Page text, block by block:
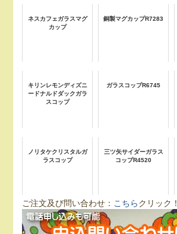
ネスカフェガラスマグ
カップ
銅製マグカップR7283
キリンレモンディズニ
ードナルドダックガラ
スコップ
ガラスコップR6745
ノリタケクリスタルガ
ラスコップ
三ツ矢サイダーガラス
コップR4520
ご注文及び問い合わせ： こちらクリック！